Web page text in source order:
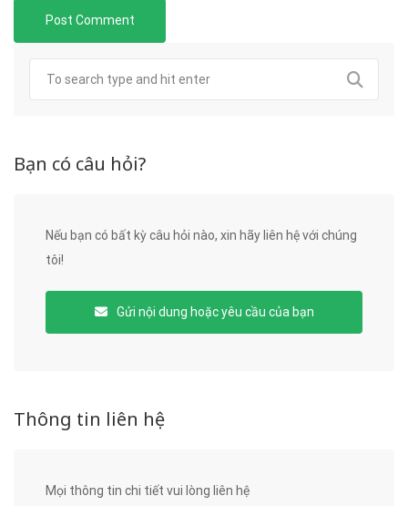
Bạn có câu hỏi?
Nếu bạn có bất kỳ câu hỏi nào, xin hãy liên hệ với chúng
tôi!
Gửi nội dung hoặc yêu cầu của bạn
Thông tin liên hệ
Mọi thông tin chi tiết vui lòng liên hệ